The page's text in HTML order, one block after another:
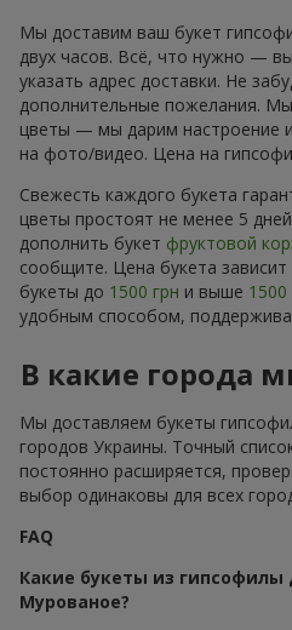
Мы доставим ваш букет
двух часов. Всё, что нужно —
указать адрес доставки. Не
дополнительные пожелания.
цветы — мы дарим настроение
на фото/видео. Цена на
Свежесть каждого букета
цветы простоят не менее 5
дополнить букет фруктовой
сообщите. Цена букета
букеты до 1500 грн и выше 1500
удобным способом,
В какие города
Мы доставляем букеты
городов Украины. Точный
постоянно расширяется,
выбор одинаковы для всех
FAQ
Какие букеты из гипсофилы
Мурованое?